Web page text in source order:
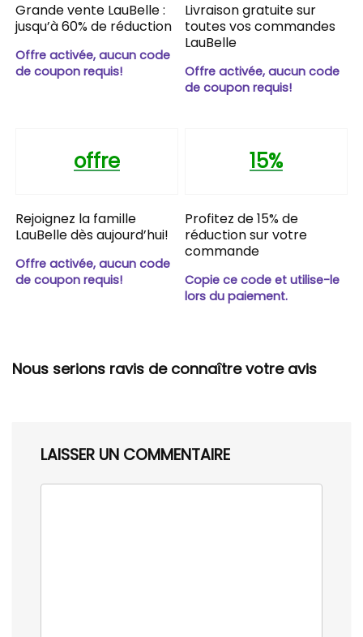
Grande vente LauBelle :
jusqu’à 60% de réduction
Offre activée, aucun code
de coupon requis!
Livraison gratuite sur
toutes vos commandes
LauBelle
Offre activée, aucun code
de coupon requis!
offre
Rejoignez la famille
LauBelle dès aujourd’hui!
Offre activée, aucun code
de coupon requis!
15%
Profitez de 15% de
réduction sur votre
commande
Copie ce code et utilise-le
lors du paiement.
Nous serions ravis de connaître votre avis
LAISSER UN COMMENTAIRE